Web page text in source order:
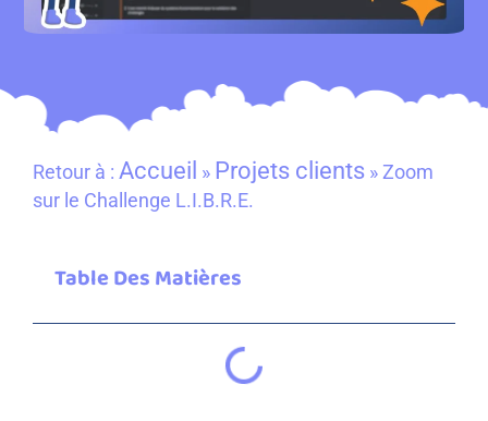
Retour à : Accueil » Projets clients » Zoom
sur le Challenge L.I.B.R.E.
Table Des Matières